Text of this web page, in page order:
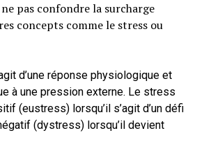
pas confondre la surcharge
concepts comme le stress ou
d’une réponse physiologique et
à une pression externe. Le stress
(eustress) lorsqu’il s’agit d’un défi
(dystress) lorsqu’il devient